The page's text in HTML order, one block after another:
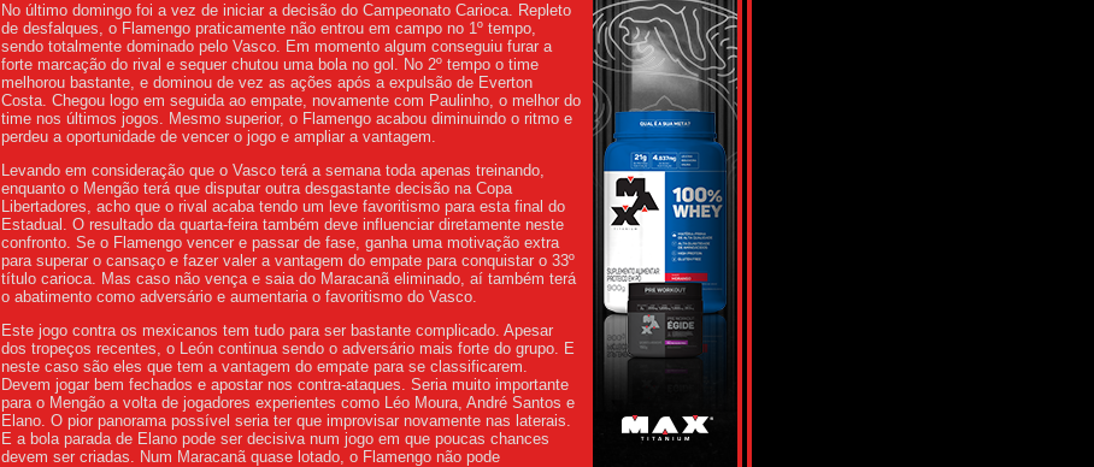
No último domingo foi a vez de iniciar a decisão do Campeonato Carioca. Repleto
de desfalques, o Flamengo praticamente não entrou em campo no 1º tempo,
sendo totalmente dominado pelo Vasco. Em momento algum conseguiu furar a
forte marcação do rival e sequer chutou uma bola no gol. No 2º tempo o time
melhorou bastante, e dominou de vez as ações após a expulsão de Everton
Costa. Chegou logo em seguida ao empate, novamente com Paulinho, o melhor do
time nos últimos jogos. Mesmo superior, o Flamengo acabou diminuindo o ritmo e
perdeu a oportunidade de vencer o jogo e ampliar a vantagem.
Levando em consideração que o Vasco terá a semana toda apenas treinando,
enquanto o Mengão terá que disputar outra desgastante decisão na Copa
Libertadores, acho que o rival acaba tendo um leve favoritismo para esta final do
Estadual. O resultado da quarta-feira também deve influenciar diretamente neste
confronto. Se o Flamengo vencer e passar de fase, ganha uma motivação extra
para superar o cansaço e fazer valer a vantagem do empate para conquistar o 33º
título carioca. Mas caso não vença e saia do Maracanã eliminado, aí também terá
o abatimento como adversário e aumentaria o favoritismo do Vasco.
Este jogo contra os mexicanos tem tudo para ser bastante complicado. Apesar
dos tropeços recentes, o León continua sendo o adversário mais forte do grupo. E
neste caso são eles que tem a vantagem do empate para se classificarem.
Devem jogar bem fechados e apostar nos contra-ataques. Seria muito importante
para o Mengão a volta de jogadores experientes como Léo Moura, André Santos e
Elano. O pior panorama possível seria ter que improvisar novamente nas laterais.
E a bola parada de Elano pode ser decisiva num jogo em que poucas chances
devem ser criadas. Num Maracanã quase lotado, o Flamengo não pode